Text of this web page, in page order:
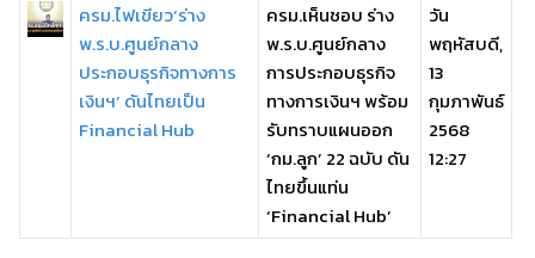
ครม.ไฟเขียว‘ร่าง
พ.ร.บ.ศูนย์กลาง
ประกอบธุรกิจทางการ
เงินฯ’ ดันไทยเป็น
Financial Hub
ครม.เห็นชอบ ร่าง
พ.ร.บ.ศูนย์กลาง
การประกอบธุรกิจ
ทางการเงินฯ พร้อม
รับทราบแผนออก
‘กม.ลูก’ 22 ฉบับ ดัน
ไทยขึ้นแท่น
‘Financial Hub’
วัน
พฤหัสบดี,
13
กุมภาพันธ์
2568
12:27